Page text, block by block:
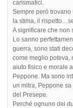
carismatici.
Sempre però trovano
la stima, il
A significare che non
Lo sanno
guerra, sono stati
come meglio poteva,
aiuto fisico e morale
Peppone. Ma sono
un mitra, Peppone
del Presepe.
Perché ognuno dei